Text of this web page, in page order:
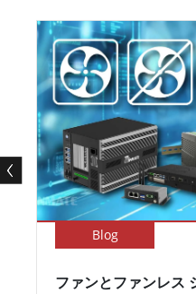
Blog
ファンとファンレス